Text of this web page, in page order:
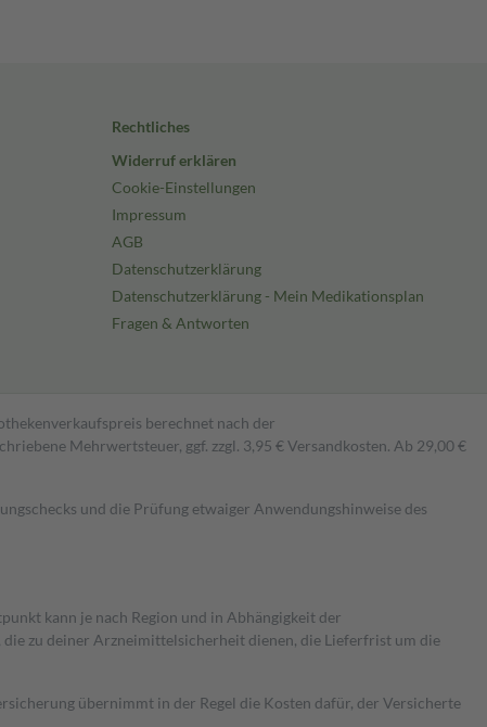
Rechtliches
Widerruf erklären
Cookie-Einstellungen
Impressum
AGB
Datenschutzerklärung
Datenschutzerklärung - Mein Medikationsplan
Fragen & Antworten
berechnet nach der
Mehrwertsteuer, ggf. zzgl. 3,95 € Versandkosten. Ab 29,00 €
und die Prüfung etwaiger Anwendungshinweise des
kann je nach Region und in Abhängigkeit der
zu deiner Arzneimittelsicherheit dienen, die Lieferfrist um die
übernimmt in der Regel die Kosten dafür, der Versicherte